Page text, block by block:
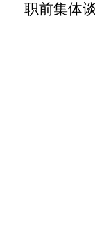
职前集体